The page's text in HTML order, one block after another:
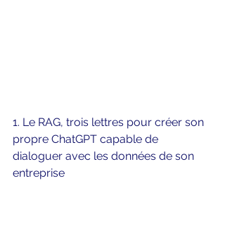
1. Le RAG, trois lettres pour créer son
propre ChatGPT capable de
dialoguer avec les données de son
entreprise